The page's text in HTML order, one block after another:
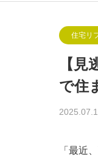
事業内容
住宅リ
【
で住
「最近